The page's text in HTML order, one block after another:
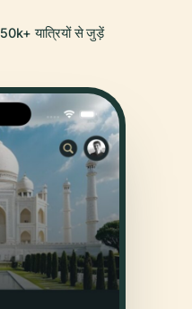
50k+ यात्रियों से जुड़ें